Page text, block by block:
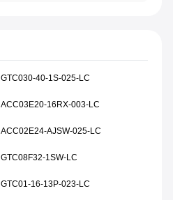
GTC030-40-1S-025-LC
ACC03E20-16RX-003-LC
ACC02E24-AJSW-025-LC
GTC08F32-1SW-LC
GTC01-16-13P-023-LC